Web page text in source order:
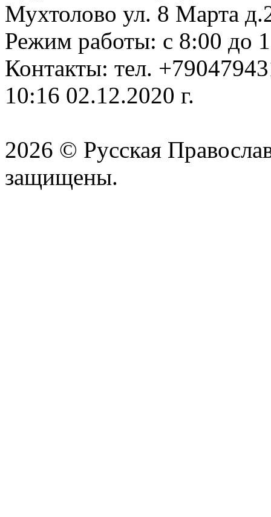
Мухтолово ул. 8 Марта
Режим работы: с 8:00 до
Контакты: тел.
10:16 02.12.2020 г.
2026 © Русская
защищены.